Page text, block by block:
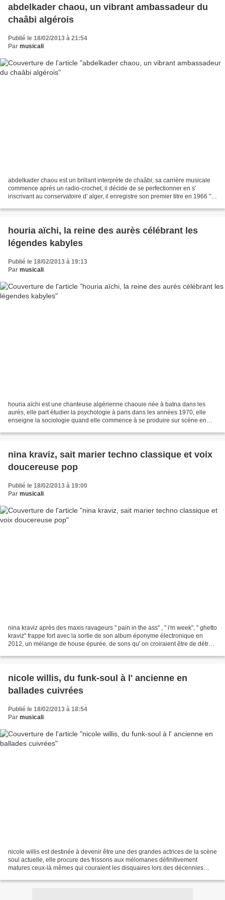
abdelkader chaou, un vibrant ambassadeur du
chaâbi algérois
Publié le 18/02/2013 à 21:54
Par musicali
abdelkader chaou est un brillant interprète de chaâbi, sa carrière musicale
commence après un radio-crochet, il décide de se perfectionner en s'
inscrivant au conservatoire d' alger, il enregistre son premier titre en 1966 "
houria aïchi, la reine des aurès célébrant les
légendes kabyles
Publié le 18/02/2013 à 19:13
Par musicali
houria aïchi est une chanteuse algérienne chaouie née à batna dans les
aurès, elle part étudier la psychologie à paris dans les années 1970, elle
enseigne la sociologie quand elle commence à se produire sur scène en
nina kraviz, sait marier techno classique et voix
doucereuse pop
Publié le 18/02/2013 à 19:00
Par musicali
nina kraviz après des maxis ravageurs " pain in the ass" , " i'm week", " ghetto
kraviz" frappe fort avec la sortie de son album éponyme électronique en
2012, un mélange de house épurée, de sons qu' on croiraient être de détroit
nicole willis, du funk-soul à l' ancienne en
ballades cuivrées
Publié le 18/02/2013 à 18:54
Par musicali
nicole willis est destinée à devenir être une des grandes actrices de la scène
soul actuelle, elle procure des frissons aux mélomanes définitivement
matures ceux-là mêmes qui couraient les disquaires lors des décennies